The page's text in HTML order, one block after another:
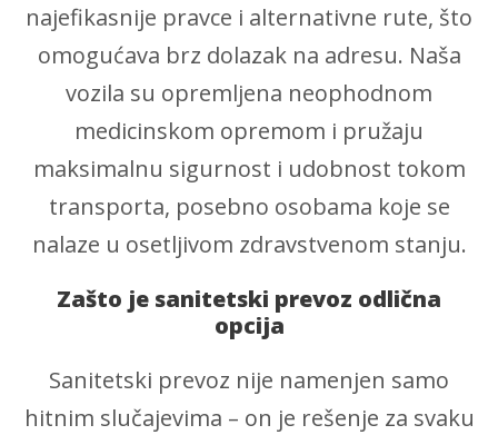
najefikasnije pravce i alternativne rute, što
omogućava brz dolazak na adresu. Naša
vozila su opremljena neophodnom
medicinskom opremom i pružaju
maksimalnu sigurnost i udobnost tokom
transporta, posebno osobama koje se
nalaze u osetljivom zdravstvenom stanju.
Zašto je sanitetski prevoz odlična
opcija
Sanitetski prevoz nije namenjen samo
hitnim slučajevima – on je rešenje za svaku